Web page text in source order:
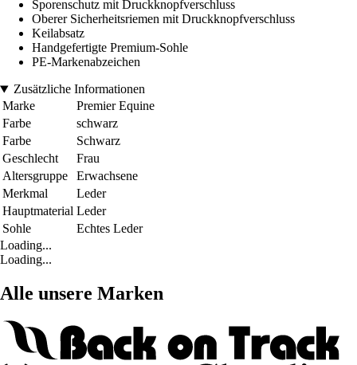
Sporenschutz mit Druckknopfverschluss
Oberer Sicherheitsriemen mit Druckknopfverschluss
Keilabsatz
Handgefertigte Premium-Sohle
PE-Markenabzeichen
Zusätzliche Informationen
Marke
Premier Equine
Farbe
schwarz
Farbe
Schwarz
Geschlecht
Frau
Altersgruppe
Erwachsene
Merkmal
Leder
Hauptmaterial Leder
Sohle
Echtes Leder
Loading...
Loading...
Alle unsere Marken